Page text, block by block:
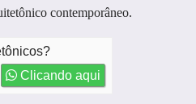
contemporâneo.
Clicando aqui